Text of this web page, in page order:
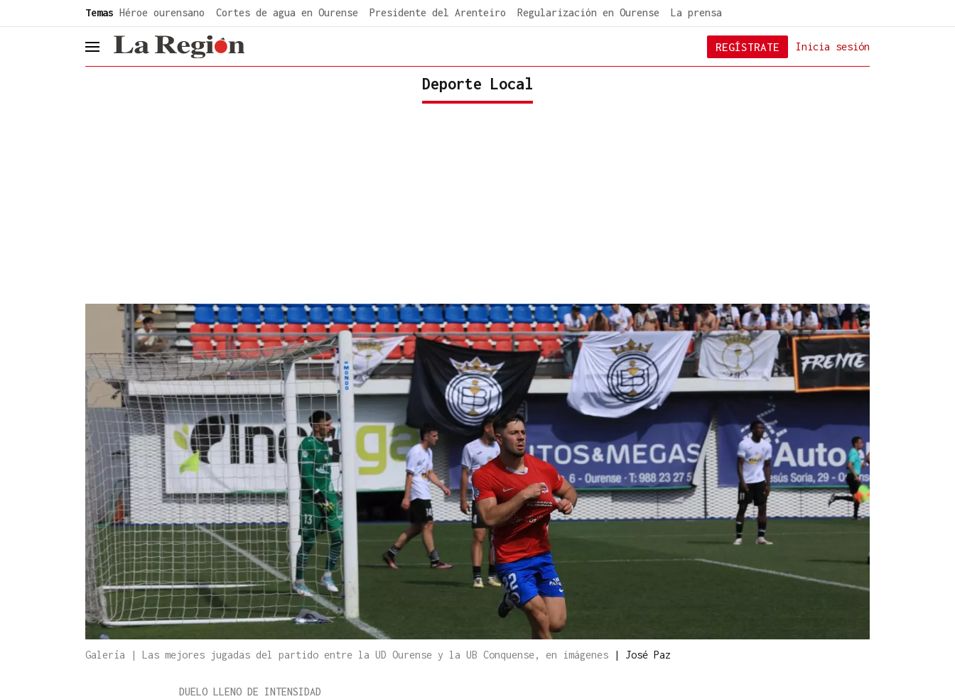
Temas Héroe ourensano Cortes de agua en Ourense Presidente del Arenteiro Regularización en Ourense La prensa
header.menu.open Inicia sesión
REGÍSTRATE
Deporte Local
Galería | Las mejores jugadas del partido entre la UD Ourense y la UB Conquense, en imágenes | José Paz
DUELO LLENO DE INTENSIDAD